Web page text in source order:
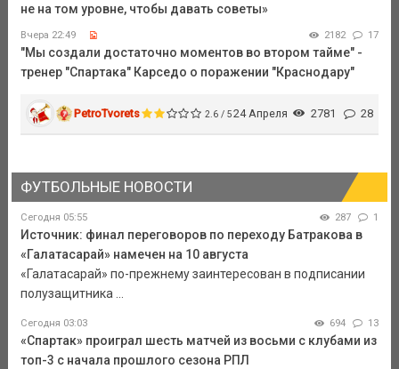
не на том уровне, чтобы давать советы»
Вчера 22:49 2182 17
"Мы создали достаточно моментов во втором тайме" -
тренер "Спартака" Карседо о поражении "Краснодару"
PetroTvorets 2.6 / 524 Апреля 2781 28
ФУТБОЛЬНЫЕ НОВОСТИ
Сегодня 05:55 287 1
Источник: финал переговоров по переходу Батракова в
«Галатасарай» намечен на 10 августа
«Галатасарай» по-прежнему заинтересован в подписании
полузащитника ...
Сегодня 03:03 694 13
«Спартак» проиграл шесть матчей из восьми с клубами из
топ-3 с начала прошлого сезона РПЛ